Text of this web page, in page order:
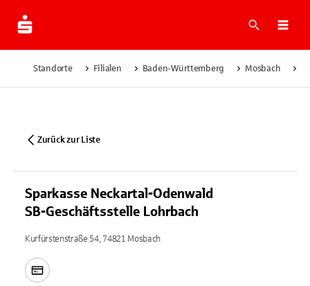
Suche
Standorte Filialen Baden-Württemberg Mosbach
Zurück zur Liste
Sparkasse Neckartal-Odenwald
SB-Geschäftsstelle Lohrbach
Kurfürstenstraße 54, 74821 Mosbach